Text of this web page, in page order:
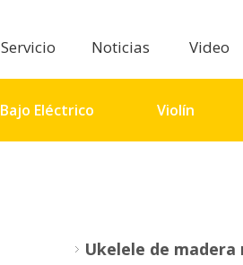
Servicio Noticias Video
Bajo Eléctrico Violín
Ukelele de madera